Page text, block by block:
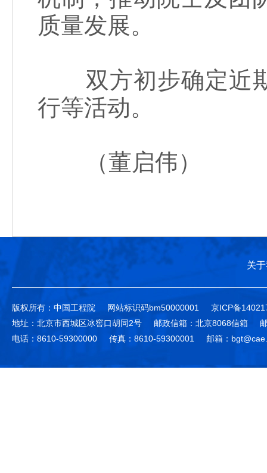
质量发展。
双方初步确定近期
行等活动。
（董启伟）
关
版权所有：中国工程院 网站标识码bm50000001
京ICP备
地址：北京市西城区冰窖口胡同2号
邮政信箱：北京8068信箱
电话：8610-59300000
传真：8610-59300001 邮箱：